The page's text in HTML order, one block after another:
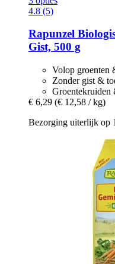
4.8 (5)
Rapunzel
Gist, 500 g
Volop groenten
Zonder gist &
€ 6,29 (€ 12,58 / kg)
Bezorging uiterlijk op